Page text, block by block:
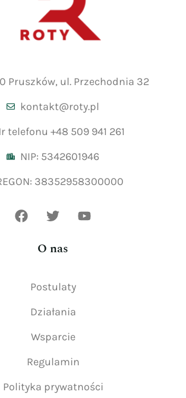
Pruszków, ul. Przechodnia 32
kontakt@roty.pl
telefonu +48 509 941 261
NIP: 5342601946
38352958300000
O nas
Postulaty
Działania
Wsparcie
Regulamin
Polityka prywatności